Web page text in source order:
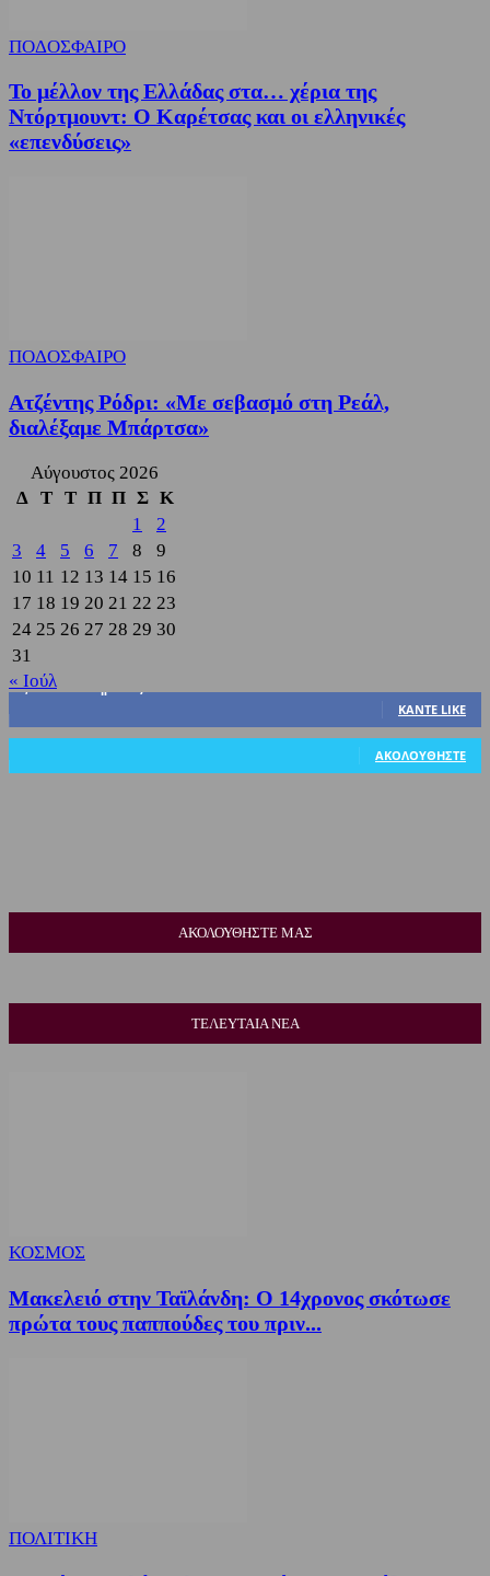
ΠΟΔΟΣΦΑΙΡΟ
Το μέλλον της Ελλάδας στα… χέρια της
Ντόρτμουντ: Ο Καρέτσας και οι ελληνικές
«επενδύσεις»
ΠΟΔΟΣΦΑΙΡΟ
Ατζέντης Ρόδρι: «Με σεβασμό στη Ρεάλ,
διαλέξαμε Μπάρτσα»
Αύγουστος 2026
Δ
Τ Τ Π Π Σ Κ
1
2
3
4 5 6 7 8
9
10 11 12 13 14 15 16
17 18 19 20 21 22 23
24 25 26 27 28 29 30
31
« Ιούλ
3,822
ΚΆΝΤΕ LIKE
ΑΚΟΛΟΥΘΉΣΤΕ
ΑΚΟΛΟΥΘΗΣΤΕ ΜΑΣ
ΤΕΛΕΥΤΑΙΑ ΝΕΑ
ΚΟΣΜΟΣ
Μακελειό στην Ταϊλάνδη: Ο 14χρονος σκότωσε
πρώτα τους παππούδες του πριν...
ΠΟΛΙΤΙΚΗ